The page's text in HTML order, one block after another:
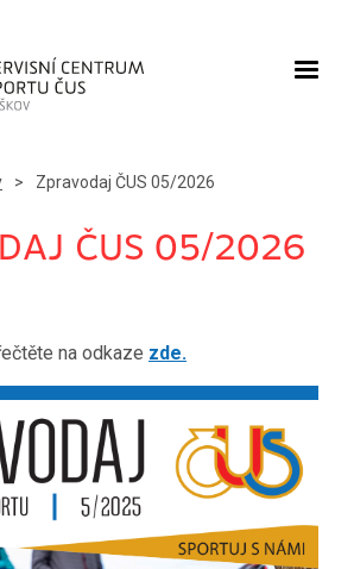
> Zpravodaj ČUS 05/2026
ČUS 05/2026
na odkaze zde.